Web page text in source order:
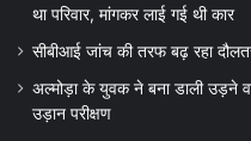
था परिवार, मांगकर लाई गई थी कार
सीबीआई जांच की तरफ बढ़ रहा
अल्मोड़ा के युवक ने बना डाली उड़ने
उड़ान परीक्षण